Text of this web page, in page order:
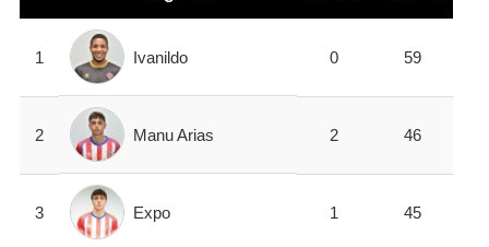
1 Ivanildo 0 59
2 Manu Arias 2 46
3 Expo 1 45